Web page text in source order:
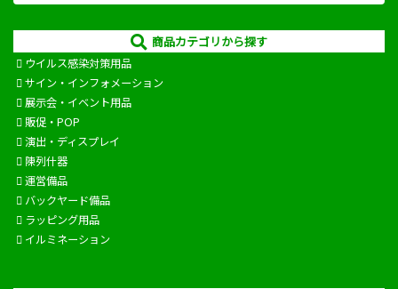
商品カテゴリから探す
ウイルス感染対策用品
サイン・インフォメーション
展示会・イベント用品
販促・POP
演出・ディスプレイ
陳列什器
運営備品
バックヤード備品
ラッピング用品
イルミネーション